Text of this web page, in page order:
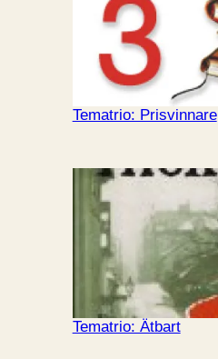
Tematrio: Prisvinnare
Tematrio: Ätbart